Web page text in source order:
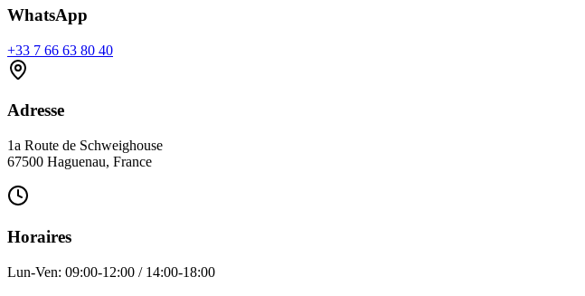
WhatsApp
+33 7 66 63 80 40
Adresse
1a Route de Schweighouse
67500 Haguenau, France
Horaires
Lun-Ven: 09:00-12:00 / 14:00-18:00